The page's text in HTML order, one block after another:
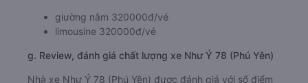
giường nằm 320000đ/vé
limousine 320000đ/vé
g. Review, đánh giá chất lượng xe Như Ý 78 (Phú Yên)
Nhà xe Như Ý 78 (Phú Yên) được đánh giá với số điểm